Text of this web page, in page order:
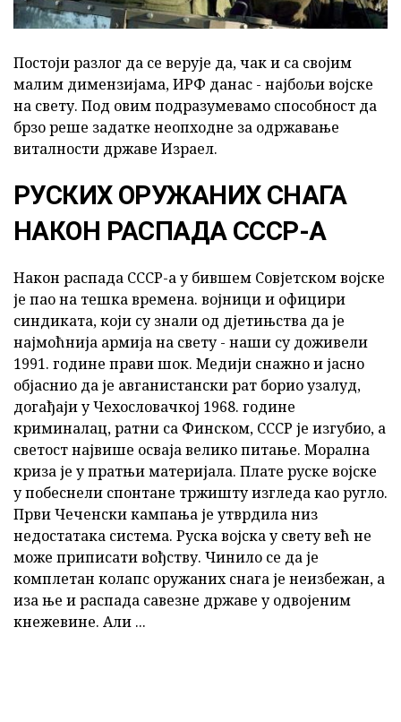
Постоји разлог да се верује да, чак и са својим
малим димензијама, ИРФ данас - најбољи војске
на свету. Под овим подразумевамо способност да
брзо реше задатке неопходне за одржавање
виталности државе Израел.
РУСКИХ ОРУЖАНИХ СНАГА
НАКОН РАСПАДА СССР-А
Након распада СССР-а у бившем Совјетском војске
је пао на тешка времена. војници и официри
синдиката, који су знали од дјетињства да је
најмоћнија армија на свету - наши су доживели
1991. године прави шок. Медији снажно и јасно
објаснио да је авганистански рат борио узалуд,
догађаји у Чехословачкој 1968. године
криминалац, ратни са Финском, СССР је изгубио, а
светост највише осваја велико питање. Морална
криза је у пратњи материјала. Плате руске војске
у побеснели спонтане тржишту изгледа као ругло.
Први Чеченски кампања је утврдила низ
недостатака система. Руска војска у свету већ не
може приписати вођству. Чинило се да је
комплетан колапс оружаних снага је неизбежан, а
иза ње и распада савезне државе у одвојеним
кнежевине. Али ...